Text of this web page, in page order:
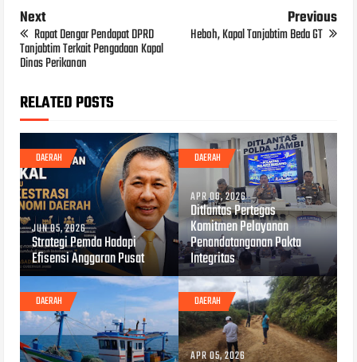
Next
Rapat Dengar Pendapat DPRD
Tanjabtim Terkait Pengadaan Kapal
Dinas Perikanan
Previous
Heboh, Kapal Tanjabtim Beda GT
RELATED POSTS
DAERAH
JUN 05, 2026
Strategi Pemda Hadapi
Efisensi Anggaran Pusat
DAERAH
APR 08, 2026
Ditlantas Pertegas
Komitmen Pelayanan
Penandatanganan Pakta
Integritas
DAERAH DAERAH
APR 05, 2026